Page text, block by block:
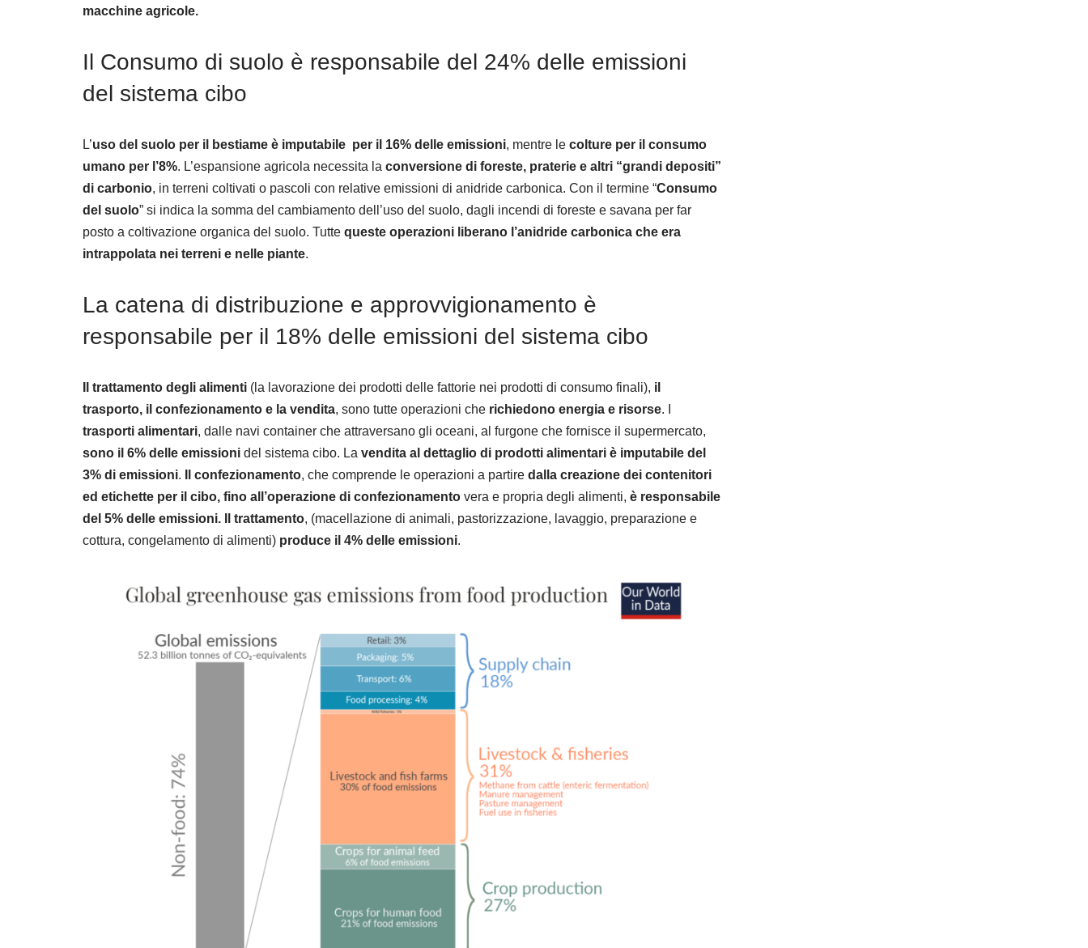
macchine agricole.
Il Consumo di suolo è responsabile del 24% delle emissioni
del sistema cibo
L’uso del suolo per il bestiame è imputabile per il 16% delle emissioni, mentre le colture per il consumo
umano per l’8%. L’espansione agricola necessita la conversione di foreste, praterie e altri “grandi depositi”
di carbonio, in terreni coltivati ​​o pascoli con relative emissioni di anidride carbonica. Con il termine “Consumo
del suolo” si indica la somma del cambiamento dell’uso del suolo, dagli incendi di foreste e savana per far
posto a coltivazione organica del suolo. Tutte queste operazioni liberano l’anidride carbonica che era
intrappolata nei terreni e nelle piante.
La catena di distribuzione e approvvigionamento è
responsabile per il 18% delle emissioni del sistema cibo
Il trattamento degli alimenti (la lavorazione dei prodotti delle fattorie nei prodotti di consumo finali), il
trasporto, il confezionamento e la vendita, sono tutte operazioni che richiedono energia e risorse. I
trasporti alimentari, dalle navi container che attraversano gli oceani, al furgone che fornisce il supermercato,
sono il 6% delle emissioni del sistema cibo. La vendita al dettaglio di prodotti alimentari è imputabile del
3% di emissioni. Il confezionamento, che comprende le operazioni a partire dalla creazione dei contenitori
ed etichette per il cibo, fino all’operazione di confezionamento vera e propria degli alimenti, è responsabile
del 5% delle emissioni. Il trattamento, (macellazione di animali, pastorizzazione, lavaggio, preparazione e
cottura, congelamento di alimenti) produce il 4% delle emissioni.